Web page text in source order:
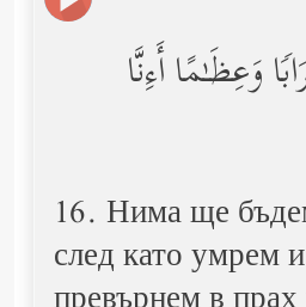
وَعِظَـٰمًا أَءِنَّا
16. Нима ще
след като умрем